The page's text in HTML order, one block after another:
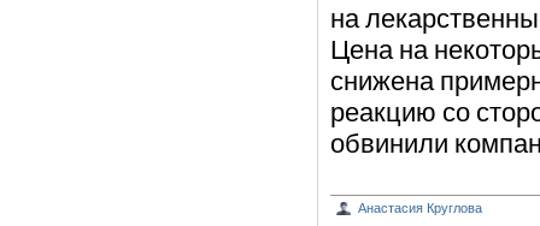
на
Цена на
снижена
реакцию со
обвинили
Анастасия Круглова